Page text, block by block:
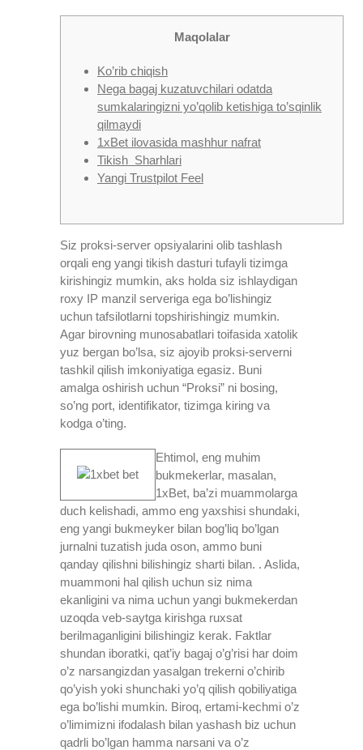
Maqolalar
Ko’rib chiqish
Nega bagaj kuzatuvchilari odatda
sumkalaringizni yo’qolib ketishiga to’sqinlik
qilmaydi
1xBet ilovasida mashhur nafrat
Tikish Sharhlari
Yangi Trustpilot Feel
Siz proksi-server opsiyalarini olib tashlash
orqali eng yangi tikish dasturi tufayli tizimga
kirishingiz mumkin, aks holda siz ishlaydigan
roxy IP manzil serveriga ega bo’lishingiz
uchun tafsilotlarni topshirishingiz mumkin.
Agar birovning munosabatlari toifasida xatolik
yuz bergan bo’lsa, siz ajoyib proksi-serverni
tashkil qilish imkoniyatiga egasiz. Buni
amalga oshirish uchun “Proksi” ni bosing,
so’ng port, identifikator, tizimga kiring va
kodga o’ting.
Ehtimol, eng muhim
bukmekerlar, masalan,
1xBet, ba’zi muammolarga
duch kelishadi, ammo eng yaxshisi shundaki,
eng yangi bukmeyker bilan bog’liq bo’lgan
jurnalni tuzatish juda oson, ammo buni
qanday qilishni bilishingiz sharti bilan. . Aslida,
muammoni hal qilish uchun siz nima
ekanligini va nima uchun yangi bukmekerdan
uzoqda veb-saytga kirishga ruxsat
berilmaganligini bilishingiz kerak. Faktlar
shundan iboratki, qat’iy bagaj o’g’risi har doim
o’z narsangizdan yasalgan trekerni o’chirib
qo’yish yoki shunchaki yo’q qilish qobiliyatiga
ega bo’lishi mumkin. Biroq, ertami-kechmi o’z
o’limimizni ifodalash bilan yashash biz uchun
qadrli bo’lgan hamma narsani va o’z